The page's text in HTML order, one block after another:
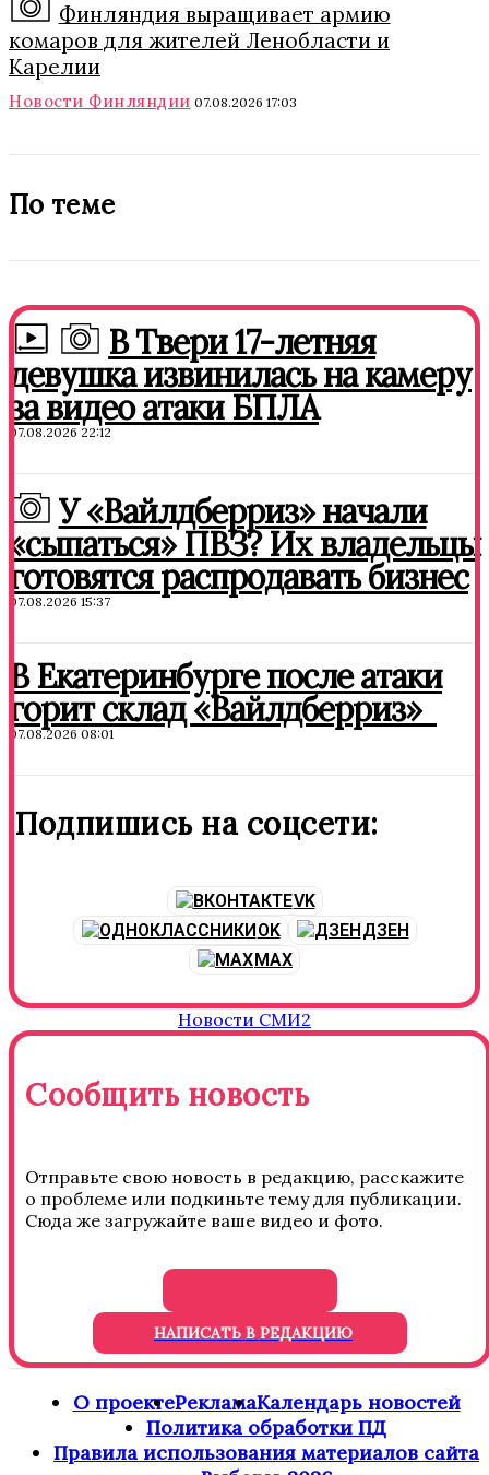
Финляндия выращивает армию
комаров для жителей Ленобласти и
Карелии
Новости Финляндии 07.08.2026 17:03
По теме
В Твери 17-летняя
девушка извинилась на камеру
за видео атаки БПЛА
07.08.2026 22:12
У «Вайлдберриз» начали
«сыпаться» ПВЗ? Их владельцы
готовятся распродавать бизнес
07.08.2026 15:37
В Екатеринбурге после атаки
горит склад «Вайлдберриз»
07.08.2026 08:01
Подпишись на соцсети:
VK
OK
ДЗЕН
MAX
Новости СМИ2
Сообщить новость
Отправьте свою новость в редакцию, расскажите
о проблеме или подкиньте тему для публикации.
Сюда же загружайте ваше видео и фото.
НАПИСАТЬ В РЕДАКЦИЮ
О проектеРекламаКалендарь новостей
Политика обработки ПД
Правила использования материалов сайта